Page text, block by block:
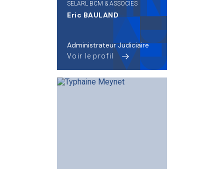
SELARL BCM & ASSOCIES
Eric BAULAND
Administrateur Judiciaire
Voir le profil